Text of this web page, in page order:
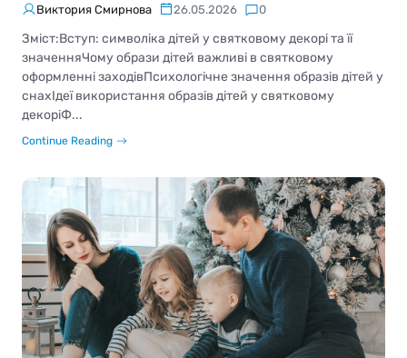
Виктория Смирнова 26.05.2026 0
Зміст:Вступ: символіка дітей у святковому декорі та її
значенняЧому образи дітей важливі в святковому
оформленні заходівПсихологічне значення образів дітей у
снахІдеї використання образів дітей у святковому
декоріФ...
Continue Reading